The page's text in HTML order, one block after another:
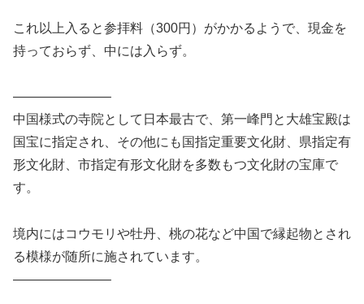
これ以上入ると参拝料（300円）がかかるようで、現金を
持っておらず、中には入らず。
———————–
中国様式の寺院として日本最古で、第一峰門と大雄宝殿は
国宝に指定され、その他にも国指定重要文化財、県指定有
形文化財、市指定有形文化財を多数もつ文化財の宝庫で
す。
境内にはコウモリや牡丹、桃の花など中国で縁起物とされ
る模様が随所に施されています。
———————–